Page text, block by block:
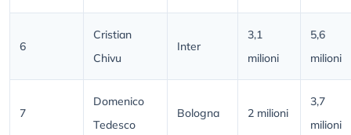
6
Cristian
Chivu
Inter
3,1
milioni
5,6
milioni
7
Domenico
Tedesco
Bologna 2 milioni
3,7
milioni